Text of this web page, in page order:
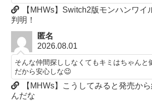
【MHWs】Switch2版モンハンワイ
判明！
匿名
2026.08.01
そんな仲間探ししなくてもキミはちゃんと
だから安心しな😉
【MHWs】こうしてみると発売か
んだな